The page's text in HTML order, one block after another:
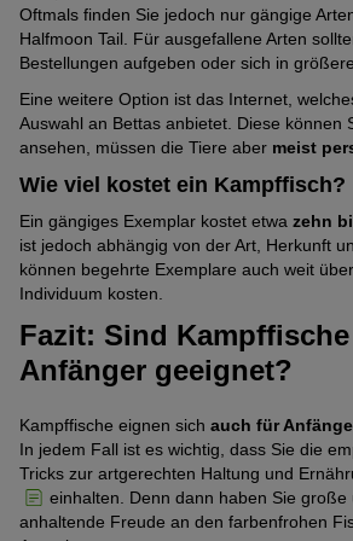
über den Körper verbreitet ab, was zu
Tannenzapfenformführt. Als
schlechte Wasserqualität, fehlende
eine fehlerhafte Ernährung infrage.
Flossenfäule:
Diese Krankheit führt
Flossen Ihres Bettasmilchig
schlechte Hygiene, insbesondere
Glubschaugen- oder
schwellen die Augen Ihres Fisches
bildet sich eine milchig erscheinende
möglich.
Schuppentaschenentzündung:
und Nacken
ab. Es kann sein, dass
und sich Bakterien in die Wunde
Parasiten
könnten als Ursache infrage
Oftmals finden Sie jedoch nur gängige
Halfmoon Tail. Für ausgefallene Arten
Bestellungen aufgeben oder sich in
Eine weitere Option ist das Internet,
Auswahl an Bettas anbietet. Diese können
ansehen, müssen die Tiere aber meist
Wie viel kostet ein Kampffisch?
Ein gängiges Exemplar kostet etwa zehn
ist jedoch abhängig von der Art, Herkunft
können begehrte Exemplare auch weit
Individuum kosten.
Fazit: Sind
Anfänger geeignet?
Kampffische eignen sich auch für
In jedem Fall ist es wichtig, dass Sie die
Tricks zur artgerechten Haltung und
einhalten. Denn dann haben Sie große
anhaltende Freude an den farbenfrohen